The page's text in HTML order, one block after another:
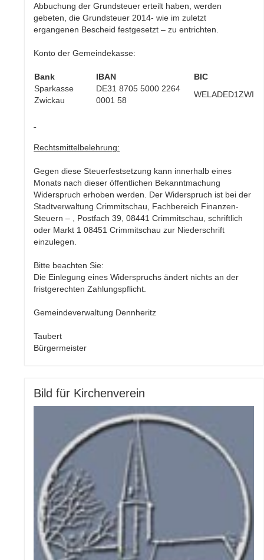
Abbuchung der Grundsteuer erteilt haben, werden
gebeten, die Grundsteuer 2014- wie im zuletzt
ergangenen Bescheid festgesetzt – zu entrichten.
Konto der Gemeindekasse:
Bank IBAN
BIC
Sparkasse
Zwickau
DE31 8705 5000 2264
0001 58
WELADED1ZWI
Rechtsmittelbelehrung:
Gegen diese Steuerfestsetzung kann innerhalb eines
Monats nach dieser öffentlichen Be­kanntmachung
Widerspruch erhoben werden. Der Widerspruch ist bei der
Stadtverwaltung Crimmitschau, Fachbereich Finanzen-
Steuern – , Postfach 39, 08441 Crimmitschau, schrift­lich
oder Markt 1 08451 Crimmitschau zur Niederschrift
einzulegen.
Bitte beachten Sie:
Die Einlegung eines Widerspruchs ändert nichts an der
fristgerechten Zahlungspflicht.
Gemeindeverwaltung Dennheritz
Taubert
Bürgermeister
Bild für Kirchenverein